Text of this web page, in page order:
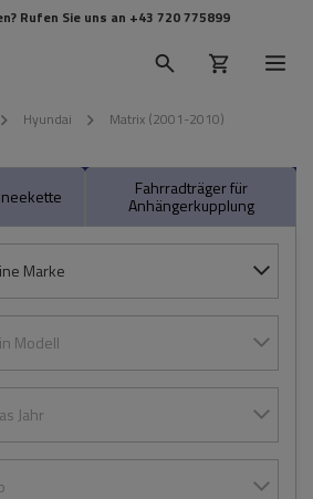
Rufen Sie uns an +43 720 775899
Hyundai Matrix (2001-2010)
Fahrradträger für
Anhängerkupplung
Marke
Modell
Jahr